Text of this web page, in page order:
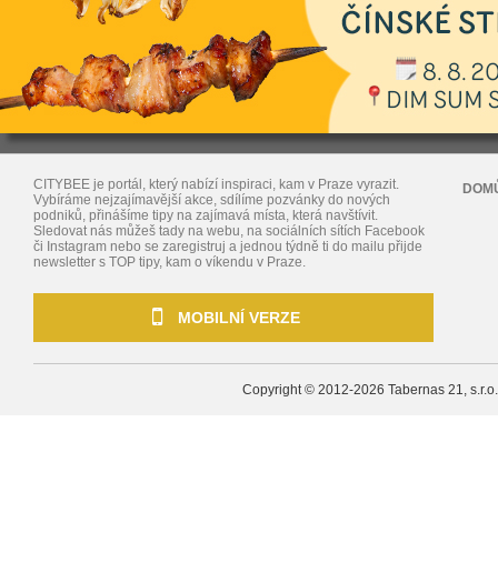
CITYBEE je portál, který nabízí inspiraci, kam v Praze vyrazit.
Vybíráme nejzajímavější akce, sdílíme pozvánky do nových
podniků, přinášíme tipy na zajímavá místa, která navštívit.
Sledovat nás můžeš tady na webu, na sociálních sítích Facebook
či Instagram nebo se zaregistruj a jednou týdně ti do mailu přijde
newsletter s TOP tipy, kam o víkendu v Praze.
MOBILNÍ VERZE
Copyright © 2012-2026 Tabernas 21, s.r.o.